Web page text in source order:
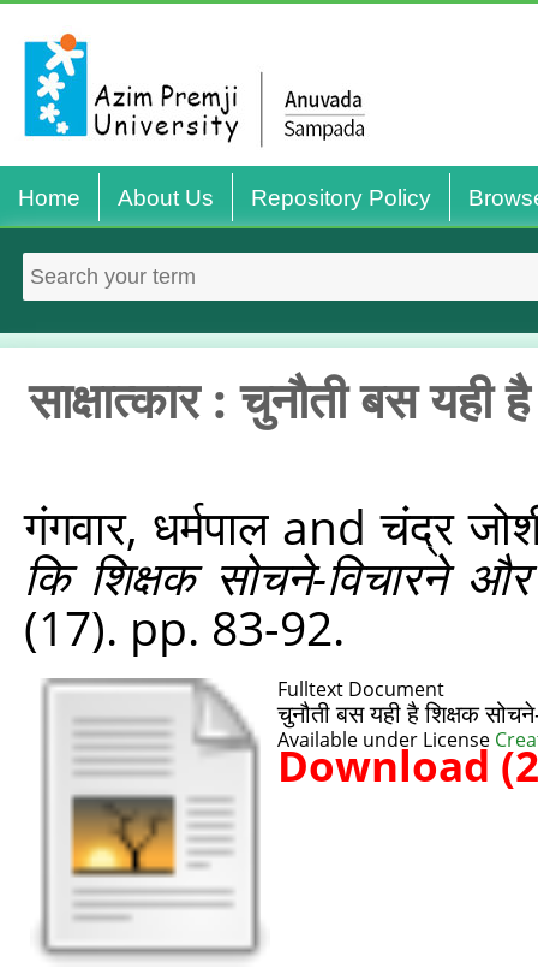
Home About Us Repository Policy
साक्षात्कार : चुनौती बस
गंगवार, धर्मपालandचंद्र
कि शिक्षक सोचने-विचारने
(17). pp. 83-92.
Fulltext Document
चुनौती बस यही है शिक्षक
Available under License
Download